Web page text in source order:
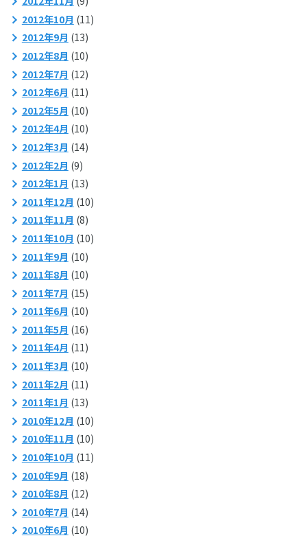
2012年10月 (11)
2012年9月 (13)
2012年8月 (10)
2012年7月 (12)
2012年6月 (11)
2012年5月 (10)
2012年4月 (10)
2012年3月 (14)
2012年2月 (9)
2012年1月 (13)
2011年12月 (10)
2011年11月 (8)
2011年10月 (10)
2011年9月 (10)
2011年8月 (10)
2011年7月 (15)
2011年6月 (10)
2011年5月 (16)
2011年4月 (11)
2011年3月 (10)
2011年2月 (11)
2011年1月 (13)
2010年12月 (10)
2010年11月 (10)
2010年10月 (11)
2010年9月 (18)
2010年8月 (12)
2010年7月 (14)
2010年6月 (10)